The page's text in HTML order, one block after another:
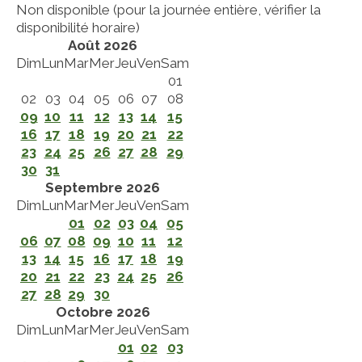
Non disponible (pour la journée entière, vérifier la
disponibilité horaire)
Août 2026
DimLunMarMerJeuVenSam
01
02 03 04 05 06 07
08
09 10 11 12 13 14
15
16 17 18 19 20 21
22
23 24 25 26 27 28
29
30 31
Septembre 2026
DimLunMarMerJeuVenSam
01
02 03 04
05
06 07 08 09 10 11
12
13 14 15 16 17 18
19
20 21 22 23 24 25
26
27 28 29 30
Octobre 2026
DimLunMarMerJeuVenSam
01 02
03